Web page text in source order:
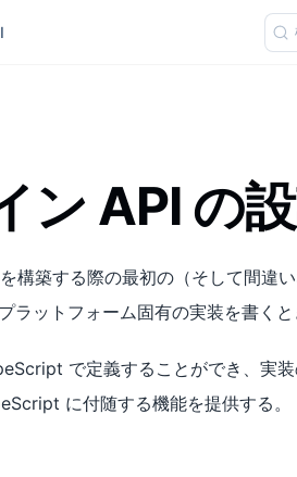
ン API の
構築する際の最初の（そして間違
ラットフォーム固有の実装を書くと
で定義することができ、実
に付随する機能を提供する。